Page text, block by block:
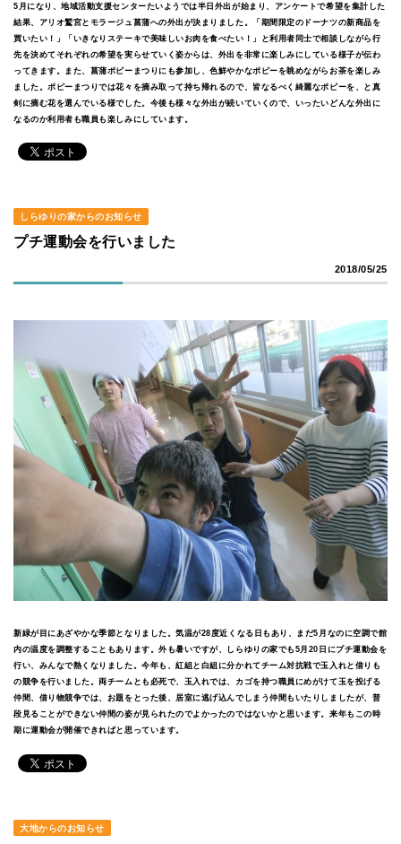
5月になり、地域活動支援センターたいようでは半日外出が始まり、アンケートで希望を集計した
結果、アリオ鷲宮とモラージュ菖蒲への外出が決まりました。「期間限定のドーナツの新商品を
買いたい！」「いきなりステーキで美味しいお肉を食べたい！」と利用者同士で相談しながら行
先を決めてそれぞれの希望を実らせていく姿からは、外出を非常に楽しみにしている様子が伝わ
ってきます。また、菖蒲ポピーまつりにも参加し、色鮮やかなポピーを眺めながらお茶を楽しみ
ました。ポピーまつりでは花々を摘み取って持ち帰れるので、皆なるべく綺麗なポピーを、と真
剣に摘む花を選んでいる様でした。今後も様々な外出が続いていくので、いったいどんな外出に
なるのか利用者も職員も楽しみにしています。
しらゆりの家からのお知らせ
プチ運動会を行いました
2018/05/25
新緑が目にあざやかな季節となりました。気温が28度近くなる日もあり、まだ5月なのに空調で館
内の温度を調整することもあります。外も暑いですが、しらゆりの家でも5月20日にプチ運動会を
行い、みんなで熱くなりました。今年も、紅組と白組に分かれてチーム対抗戦で玉入れと借りも
の競争を行いました。両チームとも必死で、玉入れでは、カゴを持つ職員にめがけて玉を投げる
仲間、借り物競争では、お題をとった後、居室に逃げ込んでしまう仲間もいたりしましたが、普
段見ることができない仲間の姿が見られたのでよかったのではないかと思います。来年もこの時
期に運動会が開催できればと思っています。
大地からのお知らせ